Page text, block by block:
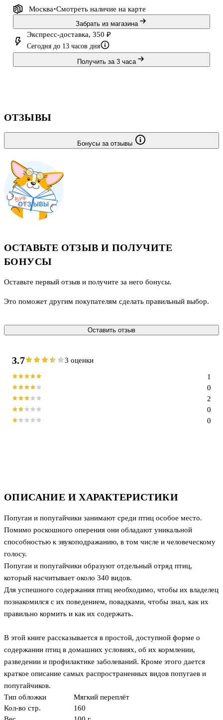
В этой книге рассказывается в простой, доступной форме о
содержании птиц в домашних условиях, об их кормлении,
разведении и профилактике заболеваний. Кроме этого дается
краткое описание самых распространенных видов попугаев и
Москва Смотреть наличие на карте
Забрать из магазина
Экспресс-доставка, 350 ₽
Сегодня до 13 часов дня
Получить за 3 часа
ОПИСАНИЕ И ХАРАКТЕРИСТИКИ
Попугаи и попугайчики занимают среди птиц особое место.
Помимо роскошного оперения они обладают уникальной
способностью к звукоподражанию, в том числе и человеческому
голосу.
Попугаи и попугайчики образуют отдельный отряд птиц,
который насчитывает около 340 видов.
Для успешного содержания птиц необходимо, чтобы их владелец
познакомился с их поведением, повадками, чтобы знал, как их
правильно кормить и как их содержать.
В этой книге рассказывается в простой, доступной форме о
содержании птиц в домашних условиях, об их кормлении,
разведении и профилактике заболеваний. Кроме этого дается
краткое описание самых распространенных видов попугаев и
попугайчиков.
Тип обложки
Мягкий переплёт
Кол-во стр.
160
ОТЗЫВЫ
Бонусы за отзывы
ОСТАВЬТЕ ОТЗЫВ И ПОЛУЧИТЕ
БОНУСЫ
Оставьте первый отзыв и получите за него бонусы.
Это поможет другим покупателям сделать правильный выбор.
Оставить отзыв
3.7 3 оценки
0
0
2
0
1